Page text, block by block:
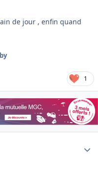
de jour , enfin quand
1